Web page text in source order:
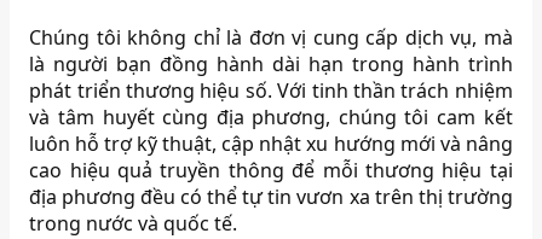
Chúng tôi không chỉ là đơn vị cung cấp dịch vụ, mà
là người bạn đồng hành dài hạn trong hành trình
phát triển thương hiệu số. Với tinh thần trách nhiệm
và tâm huyết cùng địa phương, chúng tôi cam kết
luôn hỗ trợ kỹ thuật, cập nhật xu hướng mới và nâng
cao hiệu quả truyền thông để mỗi thương hiệu tại
địa phương đều có thể tự tin vươn xa trên thị trường
trong nước và quốc tế.